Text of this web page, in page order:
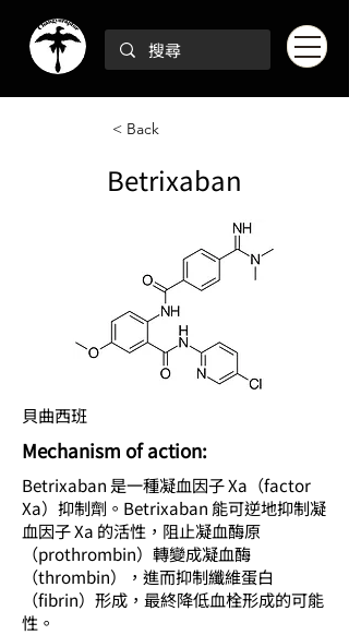
< Back
Betrixaban
貝曲西班
Mechanism of action:
Betrixaban 是一種凝血因子 Xa（factor
Xa）抑制劑。Betrixaban 能可逆地抑制凝
血因子 Xa 的活性，阻止凝血酶原
（prothrombin）轉變成凝血酶
（thrombin），進而抑制纖維蛋白
（fibrin）形成，最終降低血栓形成的可能
性。